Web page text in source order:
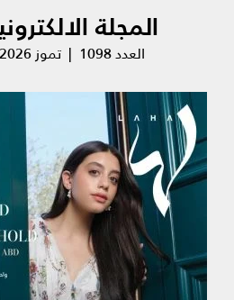
المجلة
العدد 1098 | تموز 2026